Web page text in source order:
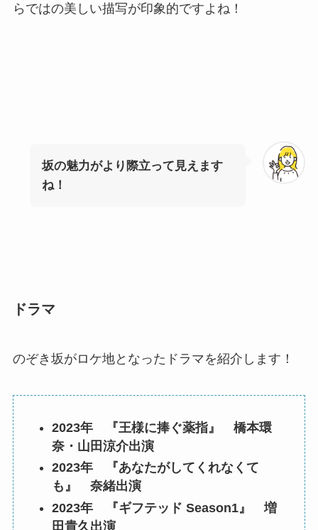
らではの美しい描写が印象的ですよね！
坂の魅力がより際立って見えます
ね！
ドラマ
のぞき坂がロケ地となったドラマを紹介します！
2023年 『王様に捧ぐ薬指』 橋本環
奈・山田涼介出演
2023年 『あなたがしてくれなくて
も』 奈緒出演
2023年 『ギフテッド Season1』 増
田貴久出演